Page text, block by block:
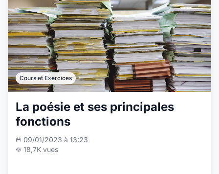
Cours et Exercices
La poésie et ses principales
fonctions
09/01/2023 à 13:23
18,7K vues